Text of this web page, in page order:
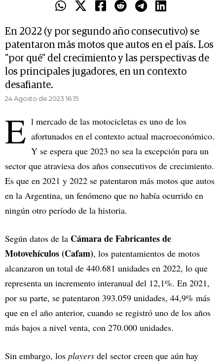
En 2022 (y por segundo año consecutivo) se
patentaron más motos que autos en el país. Los
"por qué" del crecimiento y las perspectivas de
los principales jugadores, en un contexto
desafiante.
24 Agosto de 2023 16.15
E l mercado de las motocicletas es uno de los
afortunados en el contexto actual macroeconómico.
Y se espera que 2023 no sea la excepción para un
sector que atraviesa dos años consecutivos de crecimiento.
Es que en 2021 y 2022 se patentaron más motos que autos
en la Argentina, un fenómeno que no había ocurrido en
ningún otro período de la historia.
Según datos de la Cámara de Fabricantes de
Motovehículos (Cafam), los patentamientos de motos
alcanzaron un total de 440.681 unidades en 2022, lo que
representa un incremento interanual del 12,1%. En 2021,
por su parte, se patentaron 393.059 unidades, 44,9% más
que en el año anterior, cuando se registró uno de los años
más bajos a nivel venta, con 270.000 unidades.
Sin embargo, los players del sector creen que aún hay